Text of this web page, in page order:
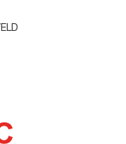
SUNWELD